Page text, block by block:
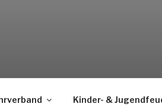
Kinder- &